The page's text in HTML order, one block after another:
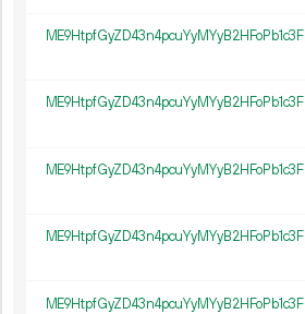
ME9HtpfGyZD43n4pcuYyMYyB2HFoPb1c3F
ME9HtpfGyZD43n4pcuYyMYyB2HFoPb1c3F
ME9HtpfGyZD43n4pcuYyMYyB2HFoPb1c3F
ME9HtpfGyZD43n4pcuYyMYyB2HFoPb1c3F
ME9HtpfGyZD43n4pcuYyMYyB2HFoPb1c3F